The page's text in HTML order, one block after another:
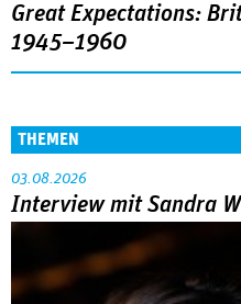
Great Expectations:
1945–1960
THEMEN
03.08.2026
Interview mit Sandra